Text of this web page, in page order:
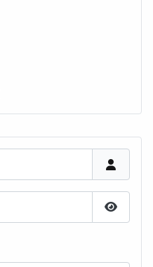
Mostra